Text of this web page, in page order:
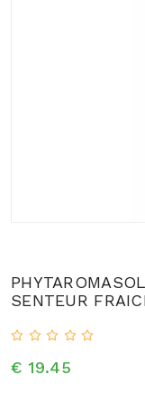
SENTEUR
€ 19.45